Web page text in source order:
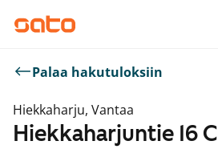
Palaa hakutuloksiin
Hiekkaharju, Vantaa
Hiekkaharjuntie 16 C